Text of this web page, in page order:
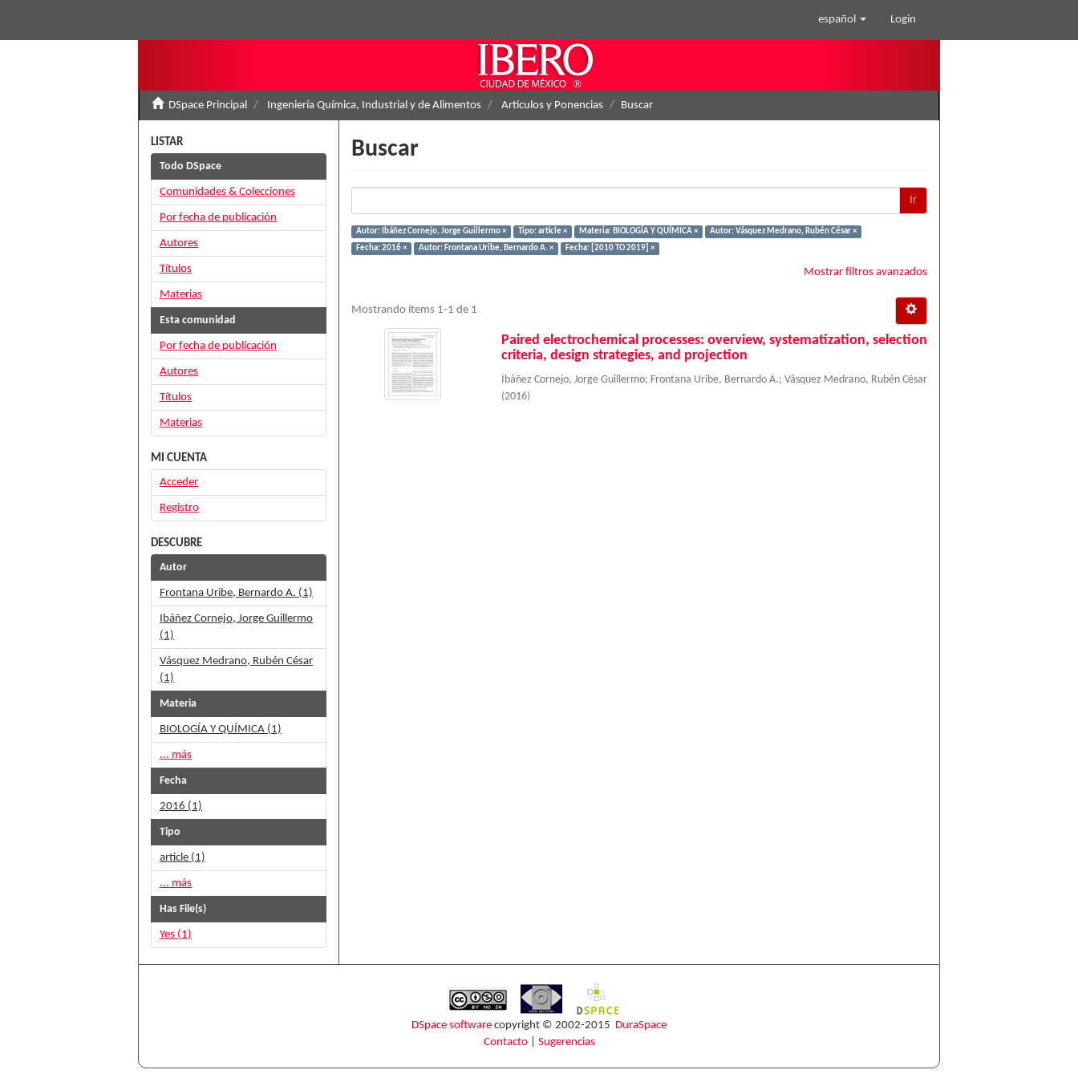
español Login
DSpace Principal Ingeniería Química, Industrial y de Alimentos Artículos y Ponencias Buscar
Buscar
Ir
Autor: Ibáñez Cornejo, Jorge Guillermo × Tipo: article × Materia: BIOLOGÍA Y QUÍMICA ×
Autor: Vásquez Medrano, Rubén César ×
Fecha: 2016 ×
Autor: Frontana Uribe, Bernardo A. × Fecha: [2010 TO 2019] ×
Mostrar filtros avanzados
Mostrando ítems 1-1 de 1
Paired electrochemical processes: overview, systematization, selection
criteria, design strategies, and projection
Ibáñez Cornejo, Jorge Guillermo; Frontana Uribe, Bernardo A.; Vásquez Medrano, Rubén César
(2016)
LISTAR
Todo DSpace
Comunidades & Colecciones
Por fecha de publicación
Autores
Títulos
Materias
Esta comunidad
Por fecha de publicación
Autores
Títulos
Materias
MI CUENTA
Acceder
Registro
DESCUBRE
Autor
Frontana Uribe, Bernardo A. (1)
Ibáñez Cornejo, Jorge Guillermo
(1)
Vásquez Medrano, Rubén César
(1)
Materia
BIOLOGÍA Y QUÍMICA (1)
... más
Fecha
2016 (1)
Tipo
article (1)
... más
Has File(s)
Yes (1)
DSpace software copyright © 2002-2015 DuraSpace
Contacto| Sugerencias